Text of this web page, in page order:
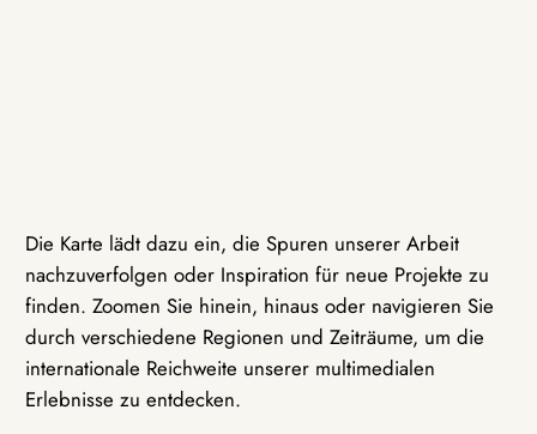
Die Karte lädt dazu ein, die Spuren unserer Arbeit
nachzuverfolgen oder Inspiration für neue Projekte zu
finden. Zoomen Sie hinein, hinaus oder navigieren Sie
durch verschiedene Regionen und Zeiträume, um die
internationale Reichweite unserer multimedialen
Erlebnisse zu entdecken.